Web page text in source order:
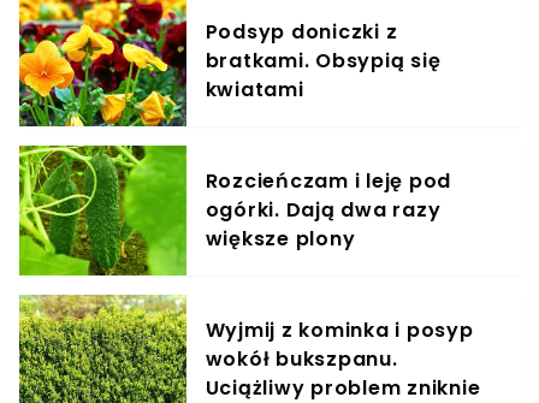
Podsyp doniczki z
bratkami. Obsypią się
kwiatami
Rozcieńczam i leję pod
ogórki. Dają dwa razy
większe plony
Wyjmij z kominka i posyp
wokół bukszpanu.
Uciążliwy problem zniknie